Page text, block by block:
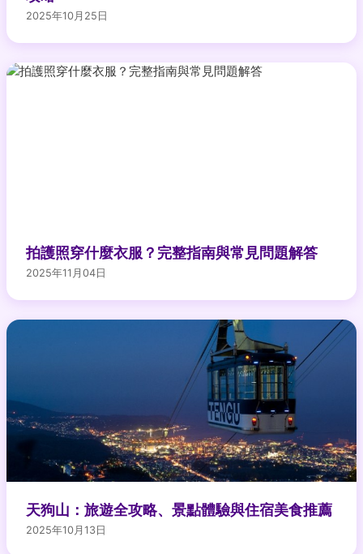
2025年10月25日
拍護照穿什麼衣服？完整指南與常見問題解答
2025年11月04日
天狗山：旅遊全攻略、景點體驗與住宿美食推薦
2025年10月13日